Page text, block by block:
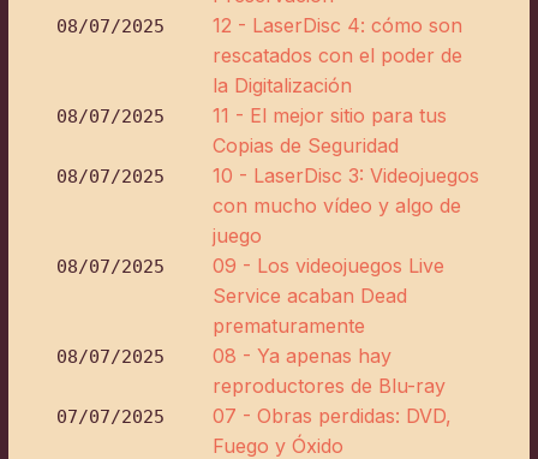
08/07/2025
12 - LaserDisc 4: cómo son
rescatados con el poder de
la Digitalización
08/07/2025
11 - El mejor sitio para tus
Copias de Seguridad
08/07/2025
10 - LaserDisc 3: Videojuegos
con mucho vídeo y algo de
juego
08/07/2025
09 - Los videojuegos Live
Service acaban Dead
prematuramente
08/07/2025
08 - Ya apenas hay
reproductores de Blu-ray
07/07/2025
07 - Obras perdidas: DVD,
Fuego y Óxido